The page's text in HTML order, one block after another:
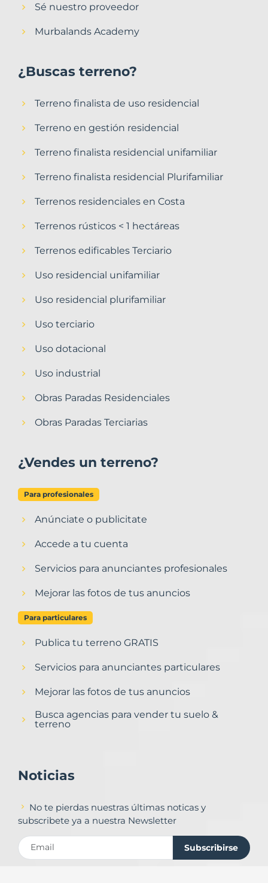
Sé nuestro proveedor
Murbalands Academy
¿Buscas terreno?
Terreno finalista de uso residencial
Terreno en gestión residencial
Terreno finalista residencial unifamiliar
Terreno finalista residencial Plurifamiliar
Terrenos residenciales en Costa
Terrenos rústicos < 1 hectáreas
Terrenos edificables Terciario
Uso residencial unifamiliar
Uso residencial plurifamiliar
Uso terciario
Uso dotacional
Uso industrial
Obras Paradas Residenciales
Obras Paradas Terciarias
¿Vendes un terreno?
Para profesionales
Anúnciate o publicitate
Accede a tu cuenta
Servicios para anunciantes profesionales
Mejorar las fotos de tus anuncios
Para particulares
Publica tu terreno GRATIS
Servicios para anunciantes particulares
Mejorar las fotos de tus anuncios
Busca agencias para vender tu suelo &
terreno
Noticias
No te pierdas nuestras últimas noticas y
subscribete ya a nuestra Newsletter
Subscribirse